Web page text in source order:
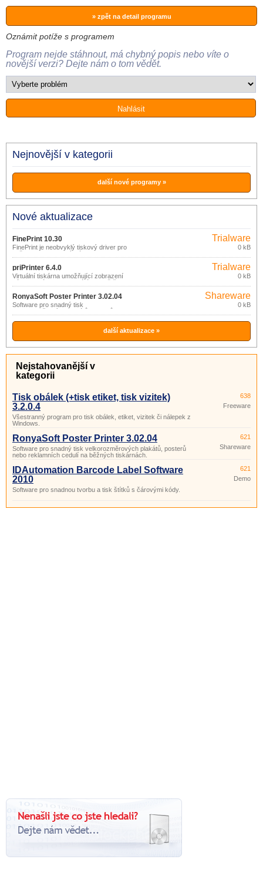
» zpět na detail programu
Oznámit potíže s programem
Program nejde stáhnout, má chybný popis nebo víte o
novější verzi? Dejte nám o tom vědět.
Nejnovější v kategorii
další nové programy »
Nové aktualizace
FinePrint 10.30
FinePrint je neobvyklý tiskový driver pro
Vaše Windows, který Vám poskytne
dodatečné prohlížení a "neuvěřitelné
formátování" Vašich tisků.
Trialware
0 kB
priPrinter 6.4.0
Virtuální tiskárna umožňující zobrazení
náhledu a úpravu tiskové úlohy ještě
před jejím odesláním na skutečnou
tiskárnu.
Trialware
0 kB
RonyaSoft Poster Printer 3.02.04
Software pro snadný tisk
velkorozměrových plakátů, posterů nebo
reklamních cedulí na běžných
tiskárnách.
Shareware
0 kB
další aktualizace »
Nejstahovanější v
kategorii
Tisk obálek (+tisk etiket, tisk vizitek)
3.2.0.4
Všestranný program pro tisk obálek, etiket, vizitek či nálepek z
Windows.
638
Freeware
RonyaSoft Poster Printer 3.02.04
Software pro snadný tisk velkorozměrových plakátů, posterů
nebo reklamních cedulí na běžných tiskárnách.
621
Shareware
IDAutomation Barcode Label Software
2010
Software pro snadnou tvorbu a tisk štítků s čárovými kódy.
621
Demo